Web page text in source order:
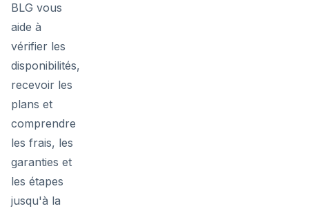
BLG vous
aide à
vérifier les
disponibilités,
recevoir les
plans et
comprendre
les frais, les
garanties et
les étapes
jusqu'à la